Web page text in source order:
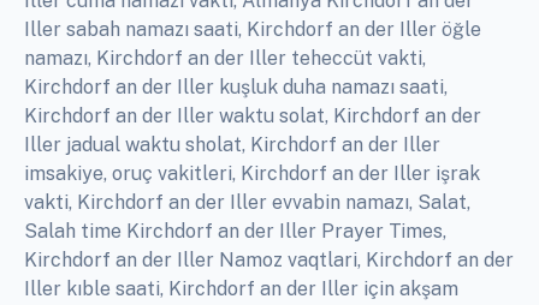
Iller sabah namazı saati, Kirchdorf an der Iller öğle
namazı, Kirchdorf an der Iller teheccüt vakti,
Kirchdorf an der Iller kuşluk duha namazı saati,
Kirchdorf an der Iller waktu solat, Kirchdorf an der
Iller jadual waktu sholat, Kirchdorf an der Iller
imsakiye, oruç vakitleri, Kirchdorf an der Iller işrak
vakti, Kirchdorf an der Iller evvabin namazı, Salat,
Salah time Kirchdorf an der Iller Prayer Times,
Kirchdorf an der Iller Namoz vaqtlari, Kirchdorf an der
Iller kıble saati, Kirchdorf an der Iller için akşam